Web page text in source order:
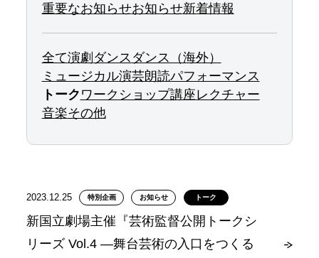
重要なお知らせお知らせ新着情報
全て演劇 ダンス ダンス（海外）
ミュージカル演芸朗読パフォーマンス
トーク ワークショップ講座レクチャー
音楽その他
2023.12.25 特別企画 お知らせ トーク
新国立劇場主催『芸術監督公開トークシ
リーズ Vol.4 ―舞台芸術の入口をつくる